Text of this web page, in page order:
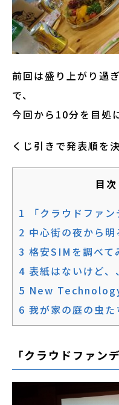
前回は盛り上がり過
で、
今回から10分を目処
くじ引きで発表順を
目次
1
「クラウドファ
2 中心街の夜から明
3 格安SIMを調べて
4 表紙はないけど
5 New
6 我が家の庭の虫た
「クラウドファン